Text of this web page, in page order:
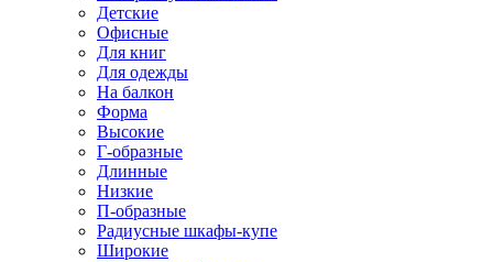
Детские
Офисные
Для книг
Для одежды
На балкон
Форма
Высокие
Г-образные
Длинные
Низкие
П-образные
Радиусные шкафы-купе
Широкие